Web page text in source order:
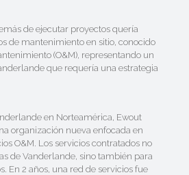
de ejecutar proyectos quería
de mantenimiento en sitio, conocido
(O&M), representando un
que requería una estrategia
en Norteamérica, Ewout
organización nueva enfocada en
O&M. Los servicios contratados no
de Vanderlande, sino también para
En 2 años, una red de servicios fue